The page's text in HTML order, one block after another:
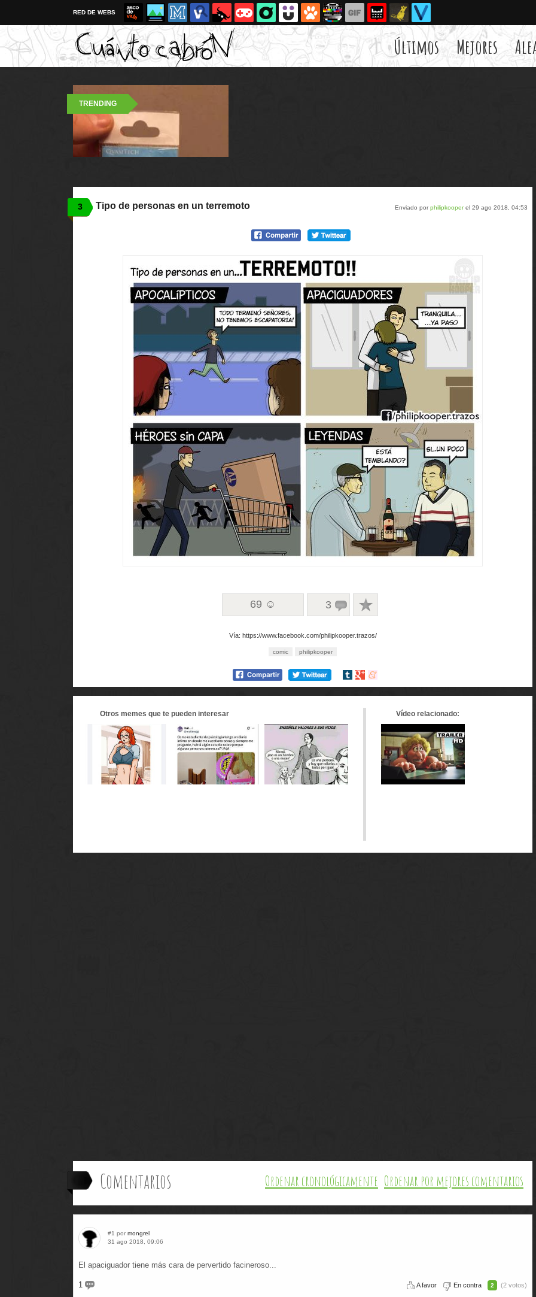
RED DE WEBS
Últimos Mejores
TRENDING
3 Enviado porphilipkooperel 29 ago 2018, 04:53
Tipo de personas en un terremoto
69 ☺ 3
Vía: https://www.facebook.com/philipkooper.trazos/
comic philipkooper
Compartir
Compartir
Compartir
Otros memes que te pueden interesar Vídeo relacionado:
Comentarios Ordenar por mejores comentarios
Ordenar cronológicamente
#1 por mongrel
31 ago 2018, 09:06
El apaciguador tiene más cara de pervertido facineroso...
1 A favor En contra 2 (2 votos)